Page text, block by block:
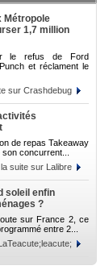
Métropole
1,7 million
le refus de Ford
et réclament le
sur Crashdebug
de repas Takeaway
concurrent...
suite sur Lalibre
soleil enfin
?
sur France 2, ce
entre 2...